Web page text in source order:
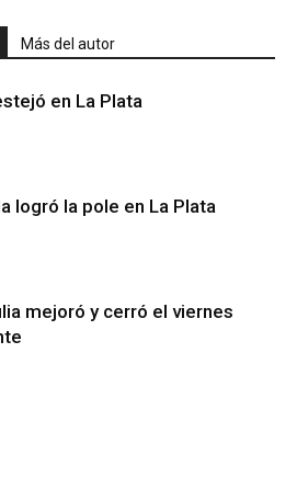
Más del autor
en La Plata
logró la pole en La Plata
mejoró y cerró el viernes